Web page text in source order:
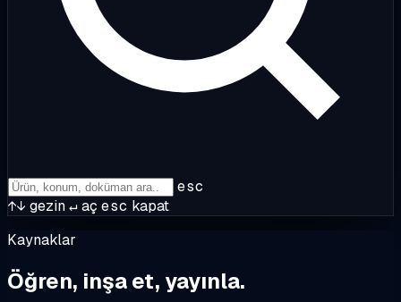
esc
↑↓ gezin↵aç esc kapat
Kaynaklar
Öğren, inşa et, yayınla.